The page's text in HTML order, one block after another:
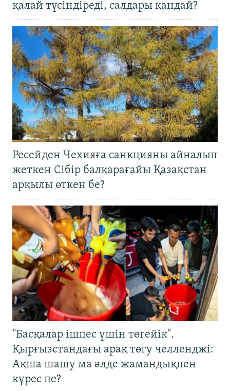
қалай түсіндіреді, салдары қандай?
Ресейден Чехияға санкцияны айналып
жеткен Сібір балқарағайы Қазақстан
арқылы өткен бе?
"Басқалар ішпес үшін төгейік".
Қырғызстандағы арақ төгу челленджі:
Ақша шашу ма әлде жамандықпен
күрес пе?